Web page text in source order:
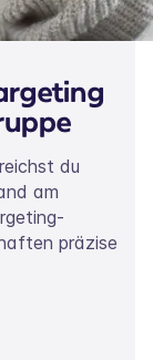
du
am
präzise